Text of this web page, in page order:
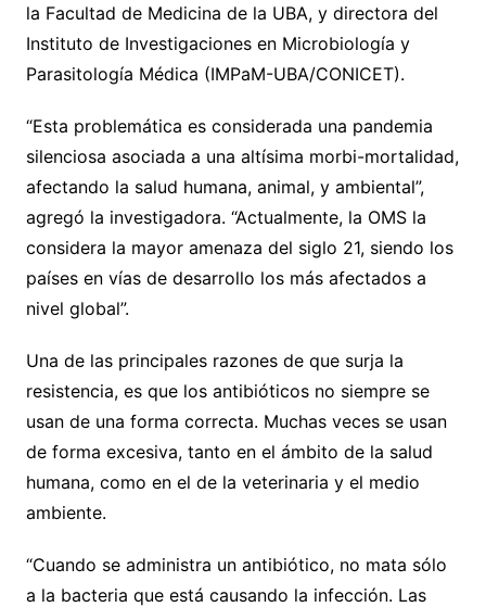
la Facultad de Medicina de la UBA, y directora del
Instituto de Investigaciones en Microbiología y
Parasitología Médica (IMPaM-UBA/CONICET).
“Esta problemática es considerada una pandemia
silenciosa asociada a una altísima morbi-mortalidad,
afectando la salud humana, animal, y ambiental”,
agregó la investigadora. “Actualmente, la OMS la
considera la mayor amenaza del siglo 21, siendo los
países en vías de desarrollo los más afectados a
nivel global”.
Una de las principales razones de que surja la
resistencia, es que los antibióticos no siempre se
usan de una forma correcta. Muchas veces se usan
de forma excesiva, tanto en el ámbito de la salud
humana, como en el de la veterinaria y el medio
ambiente.
“Cuando se administra un antibiótico, no mata sólo
a la bacteria que está causando la infección. Las